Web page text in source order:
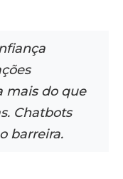
mais do que
Chatbots
barreira.